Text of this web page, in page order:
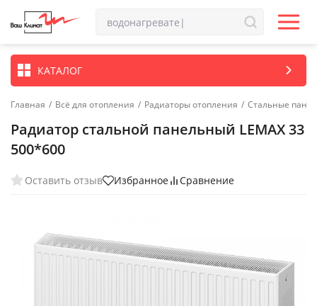
КАТАЛОГ
Главная / Всё для отопления / Радиаторы отопления / Стальные
Радиатор стальной панельный LEMAX 33
500*600
Оставить отзыв Избранное Сравнение